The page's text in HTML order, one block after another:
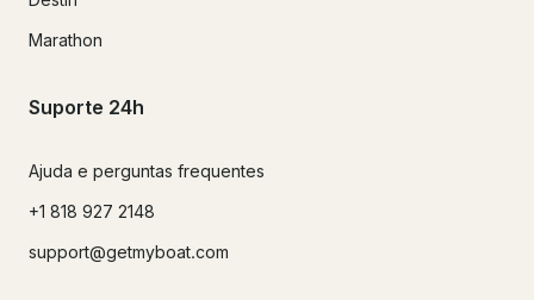
Marathon
Suporte 24h
Ajuda e perguntas frequentes
+1 818 927 2148
support@getmyboat.com